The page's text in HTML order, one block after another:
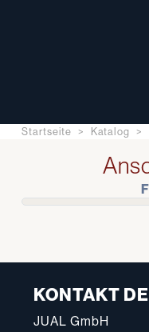
Startseite Katalog
KONTAKT
JUAL GmbH